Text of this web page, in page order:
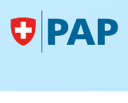
Accéder au